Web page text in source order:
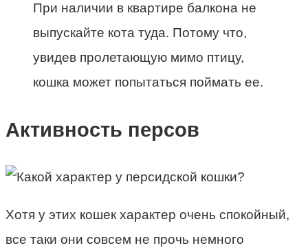
При наличии в квартире балкона не
выпускайте кота туда. Потому что,
увидев пролетающую мимо птицу,
кошка может попытаться поймать ее.
Активность персов
Хотя у этих кошек характер очень спокойный,
все таки они совсем не прочь немного